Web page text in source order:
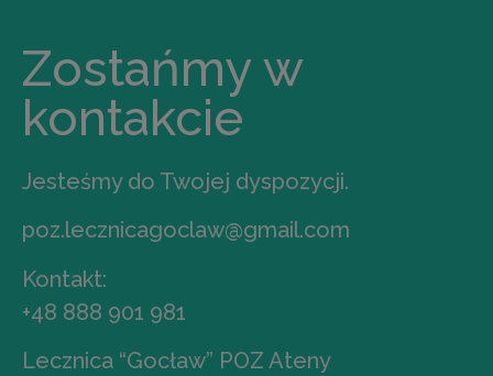
Zostańmy w
kontakcie
Jesteśmy do Twojej dyspozycji.
poz.lecznicagoclaw@gmail.com
Kontakt:
+48 888 901 981
Lecznica “Gocław” POZ Ateny